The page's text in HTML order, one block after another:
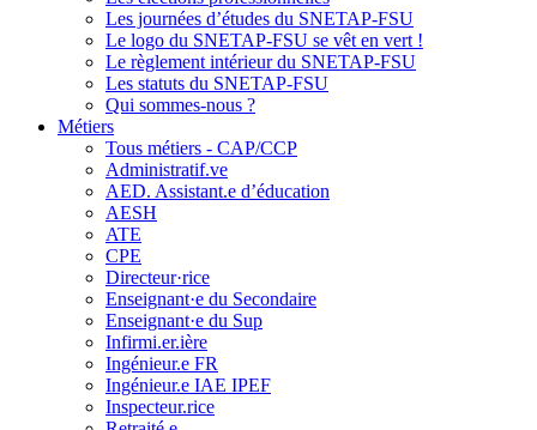
Les journées d’études du SNETAP-FSU
Le logo du SNETAP-FSU se vêt en vert !
Le règlement intérieur du SNETAP-FSU
Les statuts du SNETAP-FSU
Qui sommes-nous ?
Métiers
Tous métiers - CAP/CCP
Administratif.ve
AED. Assistant.e d’éducation
AESH
ATE
CPE
Directeur·rice
Enseignant·e du Secondaire
Enseignant·e du Sup
Infirmi.er.ière
Ingénieur.e FR
Ingénieur.e IAE IPEF
Inspecteur.rice